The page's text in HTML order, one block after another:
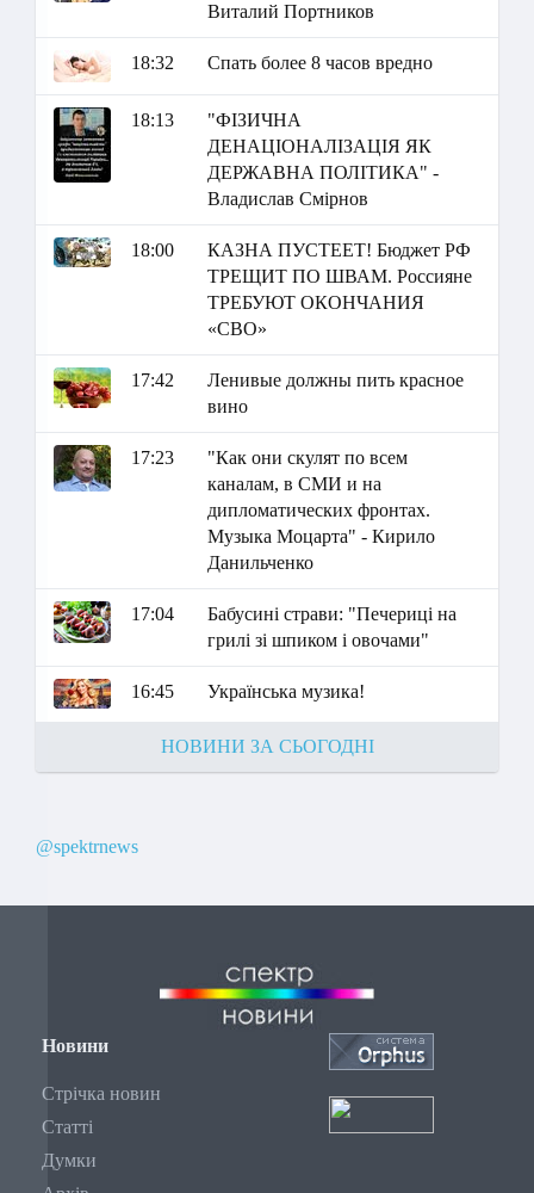
Виталий Портников
18:32 Спать более 8 часов вредно
18:13
"ФІЗИЧНА
ДЕНАЦІОНАЛІЗАЦІЯ ЯК
ДЕРЖАВНА ПОЛІТИКА" -
Владислав Смірнов
18:00
КАЗНА ПУСТЕЕТ! Бюджет РФ
ТРЕЩИТ ПО ШВАМ. Россияне
ТРЕБУЮТ ОКОНЧАНИЯ
«СВО»
17:42
Ленивые должны пить красное
вино
17:23
"Как они скулят по всем
каналам, в СМИ и на
дипломатических фронтах.
Музыка Моцарта" - Кирило
Данильченко
17:04
Бабусині страви: "Печериці на
грилі зі шпиком і овочами"
16:45 Українська музика!
НОВИНИ ЗА СЬОГОДНІ
@spektrnews
Новини
Стрічка новин
Статті
Думки